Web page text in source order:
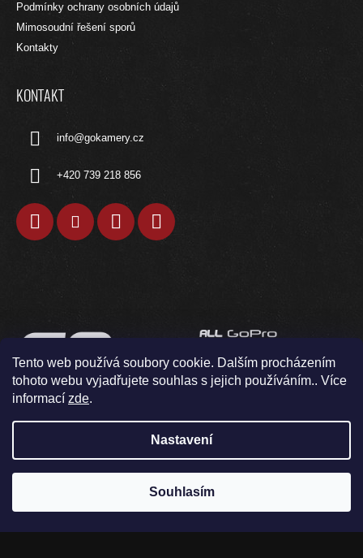
Tento web používá soubory cookie. Dalším procházením
tohoto webu vyjadřujete souhlas s jejich používáním.. Více
informací zde.
Nastavení
Souhlasím
Podmínky ochrany osobních údajů
Mimosoudní řešení sporů
Kontakty
KONTAKT
info@gokamery.cz
+420 739 218 856